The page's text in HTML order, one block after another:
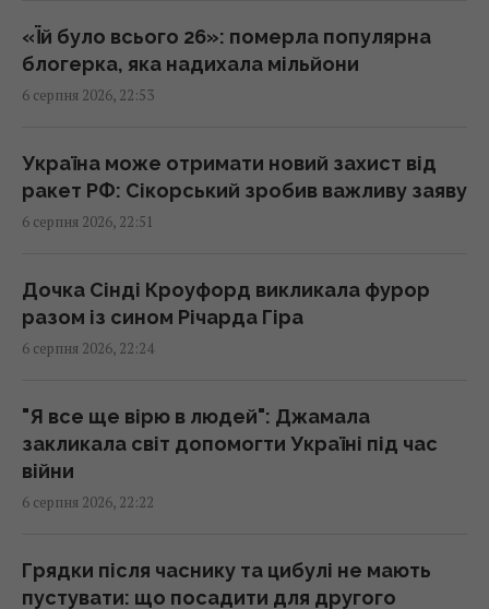
Така зброя є лише у кількох країн:
Зеленський про створення української
22:00 четвер, 06 серпня 2026
"Динамо" здобуло важливу перемогу у
21:57 четвер, 06 серпня 2026
Анчоуси чи сардини: яка риба корисніша
В Україну може потрапити антидронова
ракета CM-70 з Канади, - ЗМІ
21:42 четвер, 06 серпня 2026
Чим Україна може знищувати "Іскандери":
«Їй було всього 26»: померла популярна
блогерка, яка надихала мільйони
6 серпня 2026, 22:53
Україна може отримати новий захист від
ракет РФ: Сікорський зробив важливу заяву
6 серпня 2026, 22:51
Дочка Сінді Кроуфорд викликала фурор
разом із сином Річарда Гіра
6 серпня 2026, 22:24
"Я все ще вірю в людей": Джамала
закликала світ допомогти Україні під час
війни
6 серпня 2026, 22:22
Грядки після часнику та цибулі не мають
пустувати: що посадити для другого